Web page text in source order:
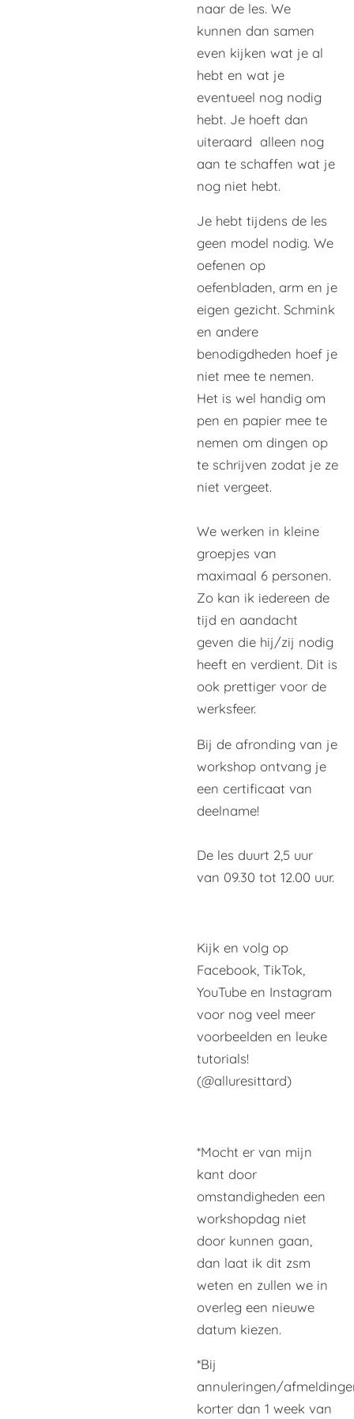
naar de les. We
kunnen dan samen
even kijken wat je al
hebt en wat je
eventueel nog nodig
hebt. Je hoeft dan
uiteraard alleen nog
aan te schaffen wat je
nog niet hebt.
Je hebt tijdens de les
geen model nodig. We
oefenen op
oefenbladen, arm en je
eigen gezicht. Schmink
en andere
benodigdheden hoef je
niet mee te nemen.
Het is wel handig om
pen en papier mee te
nemen om dingen op
te schrijven zodat je ze
niet vergeet.
We werken in kleine
groepjes van
maximaal 6 personen.
Zo kan ik iedereen de
tijd en aandacht
geven die hij/zij nodig
heeft en verdient. Dit is
ook prettiger voor de
werksfeer.
Bij de afronding van je
workshop ontvang je
een certificaat van
deelname!
De les duurt 2,5 uur
van 09.30 tot 12.00 uur.
Kijk en volg op
Facebook, TikTok,
YouTube en Instagram
voor nog veel meer
voorbeelden en leuke
tutorials!
(@alluresittard)
*Mocht er van mijn
kant door
omstandigheden een
workshopdag niet
door kunnen gaan,
dan laat ik dit zsm
weten en zullen we in
overleg een nieuwe
datum kiezen.
*Bij
annuleringen/
korter dan 1 week van